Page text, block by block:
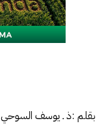
بقلم :ذ ـ يوسف السوحي